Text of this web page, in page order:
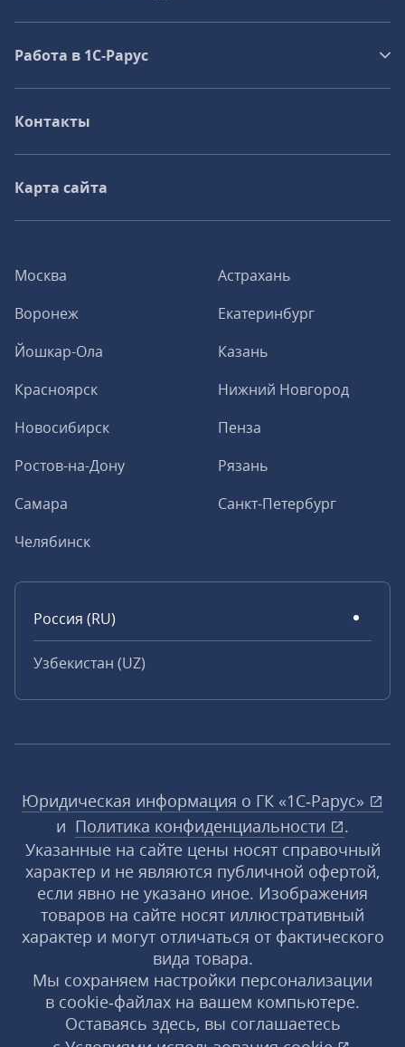
Москва
Астрахань
Воронеж
Екатеринбург
Йошкар-Ола
Казань
Красноярск
Нижний Новгород
Новосибирск
Пенза
Ростов-на-Дону
Рязань
Самара
Санкт-Петербург
Челябинск
Россия (RU)
Узбекистан (UZ)
Работа в 1С‑Рарус
Контакты
Карта сайта
Юридическая информация о ГК «1С‑Рарус»
и Политика конфиденциальности
.
Указанные на сайте цены носят справочный
характер и не являются публичной офертой,
если явно не указано иное. Изображения
товаров на сайте носят иллюстративный
характер и могут отличаться от фактического
вида товара.
Мы сохраняем настройки персонализации
в cookie‑файлах на вашем компьютере.
Оставаясь здесь, вы соглашаетесь